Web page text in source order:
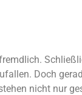
Doch
nicht nur